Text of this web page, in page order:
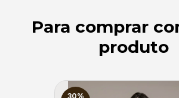
Para comprar
produto
30%